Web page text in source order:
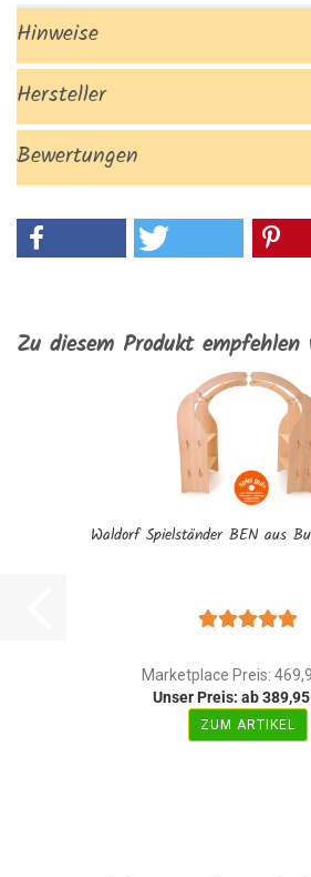
Hinweise
Hersteller
Bewertungen
Zu diesem Produkt
Waldorf Spielständer BEN aus
Marketplace Preis:
Unser Preis: ab 389,95
ZUM ARTIKEL